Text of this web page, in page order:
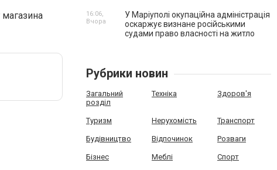
У Маріуполі окупаційна адміністрація
оскаржує визнане російськими
судами право власності на житло
16:06,
Вчора
Рубрики новин
Загальний
розділ
Техніка Здоров'я
Туризм Нерухомість Транспорт
Будівництво Відпочинок Розваги
Бізнес Меблі Спорт